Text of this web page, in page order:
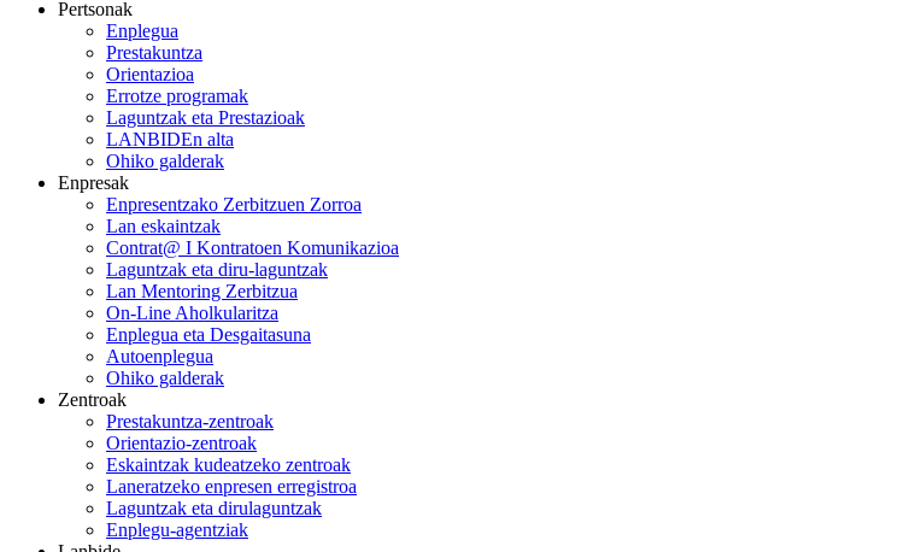
Pertsonak
Enplegua
Prestakuntza
Orientazioa
Errotze programak
Laguntzak eta Prestazioak
LANBIDEn alta
Ohiko galderak
Enpresak
Enpresentzako Zerbitzuen Zorroa
Lan eskaintzak
Contrat@ I Kontratoen Komunikazioa
Laguntzak eta diru-laguntzak
Lan Mentoring Zerbitzua
On-Line Aholkularitza
Enplegua eta Desgaitasuna
Autoenplegua
Ohiko galderak
Zentroak
Prestakuntza-zentroak
Orientazio-zentroak
Eskaintzak kudeatzeko zentroak
Laneratzeko enpresen erregistroa
Laguntzak eta dirulaguntzak
Enplegu-agentziak